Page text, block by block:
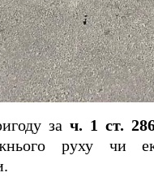
зач. 1 ст.
руху чи